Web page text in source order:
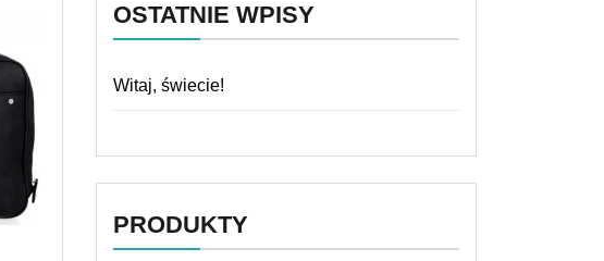
OSTATNIE WPISY
Witaj, świecie!
PRODUKTY